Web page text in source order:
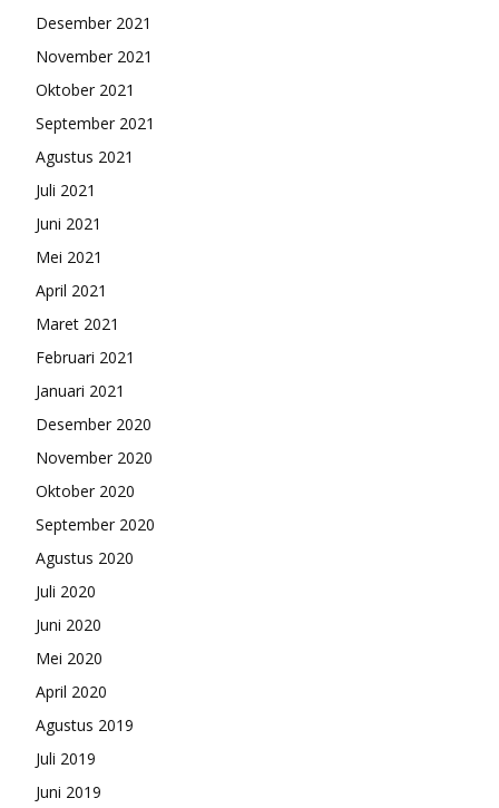
Desember 2021
November 2021
Oktober 2021
September 2021
Agustus 2021
Juli 2021
Juni 2021
Mei 2021
April 2021
Maret 2021
Februari 2021
Januari 2021
Desember 2020
November 2020
Oktober 2020
September 2020
Agustus 2020
Juli 2020
Juni 2020
Mei 2020
April 2020
Agustus 2019
Juli 2019
Juni 2019